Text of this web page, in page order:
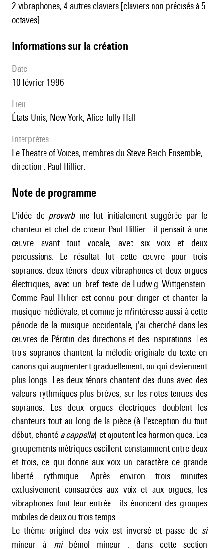
2 vibraphones, 4 autres claviers [claviers non précisés à 5
octaves]
informations sur la création
date
10 février 1996
lieu
États-Unis, New York, Alice Tully Hall
interprètes
le Theatre of Voices, membres du Steve Reich Ensemble,
direction : Paul Hillier.
Note de programme
L'idée de proverbme fut initialement suggérée par le
chanteur et chef de chœur Paul Hillier : il pensait à une
œuvre avant tout vocale, avec six voix et deux
percussions. Le résultat fut cette œuvre pour trois
sopranos. deux ténors, deux vibraphones et deux orgues
électriques, avec un bref texte de Ludwig Wittgenstein.
Comme Paul Hillier est connu pour diriger et chanter la
musique médiévale, et comme je m'intéresse aussi à cette
période de la musique occidentale, j'ai cherché dans les
œuvres de Pérotin des directions et des inspirations. Les
trois sopranos chantent la mélodie originale du texte en
canons qui augmentent graduellement, ou qui deviennent
plus longs. Les deux ténors chantent des duos avec des
valeurs rythmiques plus brèves, sur les notes tenues des
sopranos. Les deux orgues électriques doublent les
chanteurs tout au long de la pièce (à l'exception du tout
début, chanté a cappella) et ajoutent les harmoniques. Les
groupements métriques oscillent constamment entre deux
et trois, ce qui donne aux voix un caractère de grande
liberté rythmique. Après environ trois minutes
exclusivement consacrées aux voix et aux orgues, les
vibraphones font leur entrée : ils énoncent des groupes
mobiles de deux ou trois temps.
Le thème originel des voix est inversé et passe de si
mineur à mibémol mineur : dans cette section